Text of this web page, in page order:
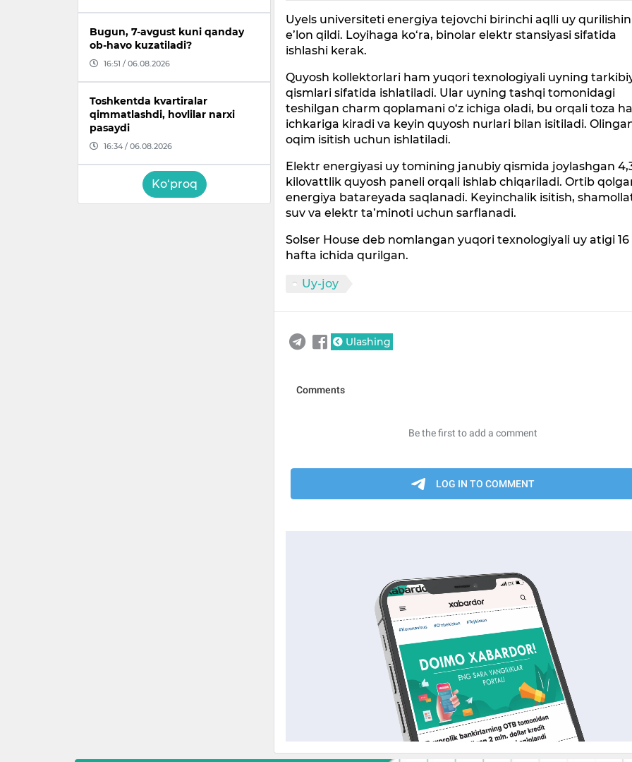
Bugun, 7-avgust kuni qanday
ob-havo kuzatiladi?
16:51 / 06.08.2026
Toshkentda kvartiralar
qimmatlashdi, hovlilar narxi
pasaydi
16:34 / 06.08.2026
Ko‘proq
Uyels universiteti energiya tejovchi birinchi aqlli uy
e’lon qildi. Loyihaga ko‘ra, binolar elektr stansiyasi sifatida
ishlashi kerak.
Quyosh kollektorlari ham yuqori texnologiyali uyning
qismlari sifatida ishlatiladi. Ular uyning tashqi tomonidagi
teshilgan charm qoplamani o‘z ichiga oladi, bu orqali toza
ichkariga kiradi va keyin quyosh nurlari bilan isitiladi.
oqim isitish uchun ishlatiladi.
Elektr energiyasi uy tomining janubiy qismida joylashgan
kilovattlik quyosh paneli orqali ishlab chiqariladi. Ortib
energiya batareyada saqlanadi. Keyinchalik isitish,
suv va elektr ta’minoti uchun sarflanadi.
Solser House deb nomlangan yuqori texnologiyali uy atigi 16
hafta ichida qurilgan.
Uy-joy
Ulashing